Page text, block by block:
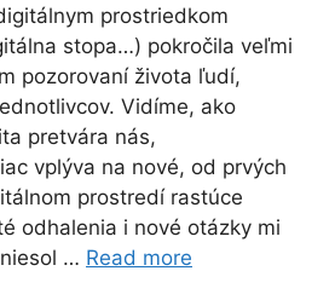
prostriedkom
stopa…) pokročila veľmi
pozorovaní života ľudí,
Vidíme, ako
pretvára nás,
vplýva na nové, od prvých
prostredí rastúce
odhalenia i nové otázky mi
… Read more